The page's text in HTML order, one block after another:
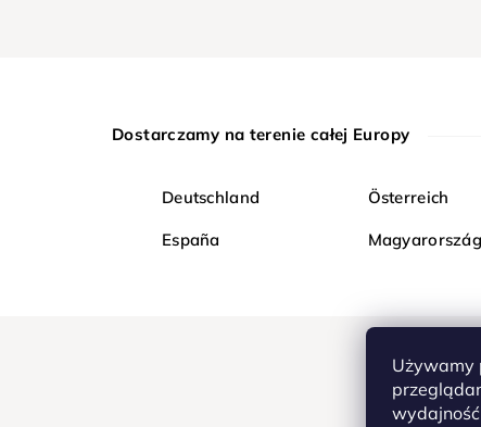
Używamy
Dostarczamy na terenie całej Europy
Deutschland Österreich
España Magyarország